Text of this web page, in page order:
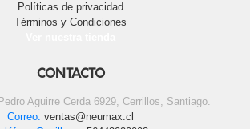
Políticas de privacidad
Términos y Condiciones
CONTACTO
Aguirre Cerda 6929, Cerrillos, Santiago.
Correo: ventas@neumax.cl